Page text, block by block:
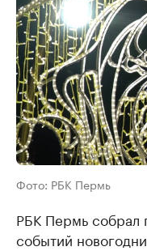
Фото: РБК Пермь
РБК Пермь собрал
событий